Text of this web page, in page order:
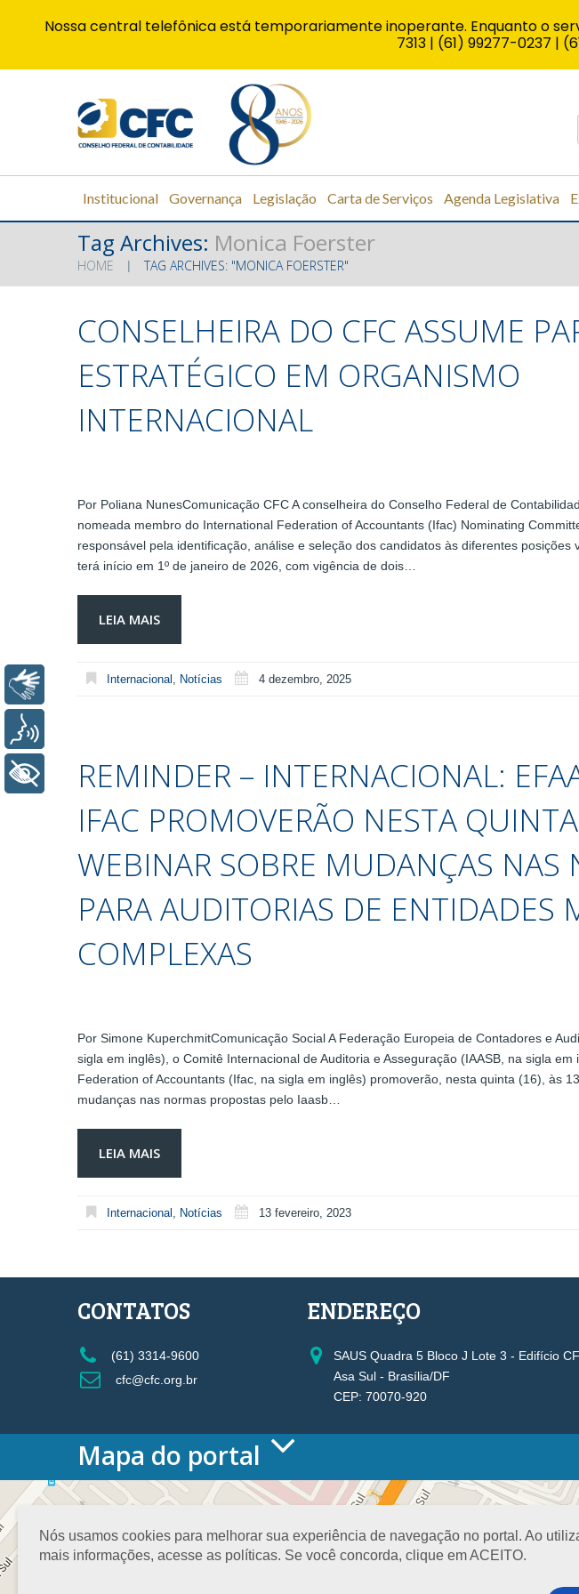
Institucional Governança Legislação Carta de Serviços Agenda Legislativa
Tag Archives: Monica Foerster
HOME TAG ARCHIVES: "MONICA FOERSTER"
CONSELHEIRA DO CFC ASSUME
ESTRATÉGICO EM ORGANISMO
INTERNACIONAL
Por Poliana NunesComunicação CFC A conselheira do Conselho Federal de
nomeada membro do International Federation of Accountants (Ifac) Nominating
responsável pela identificação, análise e seleção dos candidatos às diferentes posições
terá início em 1º de janeiro de 2026, com vigência de dois…
LEIA MAIS
Internacional Notícias 4 dezembro, 2025
REMINDER – INTERNACIONAL:
IFAC PROMOVERÃO NESTA
WEBINAR SOBRE MUDANÇAS NAS
PARA AUDITORIAS DE ENTIDADES
COMPLEXAS
Por Simone KuperchmitComunicação Social A Federação Europeia de Contadores e
sigla em inglês), o Comitê Internacional de Auditoria e Asseguração (IAASB, na sigla
Federation of Accountants (Ifac, na sigla em inglês) promoverão, nesta quinta (16), às
mudanças nas normas propostas pelo Iaasb…
LEIA MAIS
Internacional , Notícias 13 fevereiro, 2023
Nós usamos cookies para melhorar sua experiência de navegação no portal. Ao
mais informações, acesse as políticas. Se você concorda, clique em ACEITO.
CONTATOS
(61) 3314-9600
cfc@cfc.org.br
ENDEREÇO
SAUS Quadra 5 Bloco J Lote 3 - Edifício
Asa Sul - Brasília/DF
CEP: 70070-920
Mapa do portal
HOME
O CONSELHO
Conselho Diretor
Nossa Sede
Planejamento
VICE-
Administrativa
Controle Interno
Desenvolvimento
Fiscalização, Ética e
Nossa central telefônica está temporariamente inoperante. Enquanto o
7313 | (61) 99277-0237 |
Libras
+ Acessibilidade